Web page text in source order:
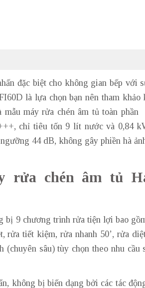
đặc biệt cho không gian bếp với
là lựa chọn bạn nên tham khảo
máy rửa chén âm tủ toàn
chỉ tiêu tốn 9 lít nước và 0,84
44 dB, không gây phiền hà
rửa chén âm tủ
bị 9 chương trình rửa tiện lợi bao
rửa tiết kiệm, rửa nhanh 50’, rửa
sâu) tùy chọn theo nhu cầu
không bị biến dạng bởi các tác